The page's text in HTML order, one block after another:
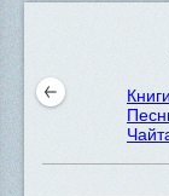
Книги